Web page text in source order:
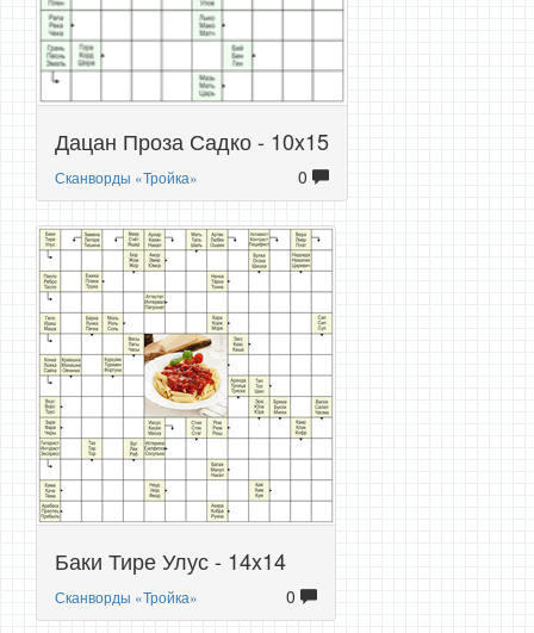
Дацан Проза Садко - 10x15
Сканворды «Тройка» 0
Баки Тире Улус - 14x14
Сканворды «Тройка» 0